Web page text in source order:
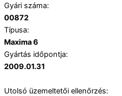
Gyári száma:
00872
Típusa:
Maxima 6
Gyártás időpontja:
2009.01.31
Utolsó üzemeltetői ellenőrzés: